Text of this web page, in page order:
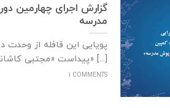
گزارش اجرای چهارمین
مدرسه
پویایی این قافله از
پیداست «مجتبی کاشانی» [...]
1 COMMENTS